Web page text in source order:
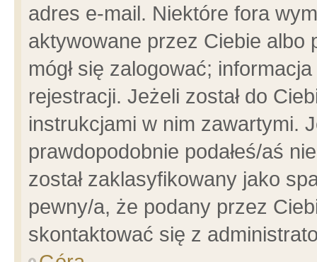
adres e-mail. Niektóre fora
aktywowane przez Ciebie albo
mógł się zalogować;
rejestracji. Jeżeli został do
instrukcjami w nim zawartymi.
prawdopodobnie podałeś/aś
został zaklasyfikowany jako
pewny/a, że podany przez
skontaktować się z